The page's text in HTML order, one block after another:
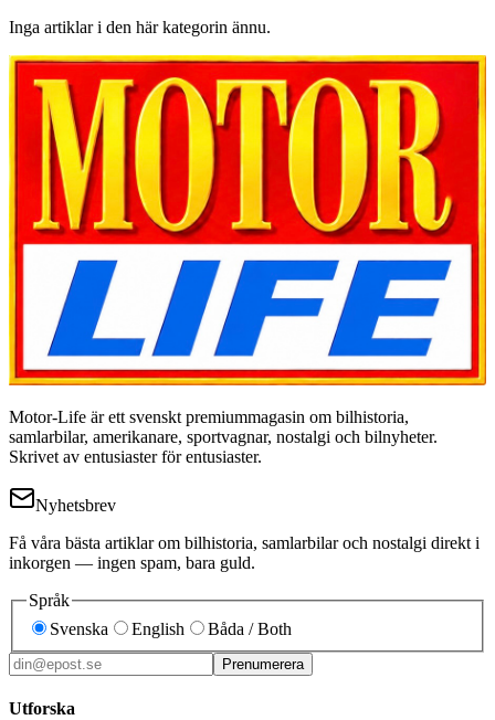
Inga artiklar i den här kategorin ännu.
Motor-Life är ett svenskt premiummagasin om bilhistoria,
samlarbilar, amerikanare, sportvagnar, nostalgi och bilnyheter.
Skrivet av entusiaster för entusiaster.
Nyhetsbrev
Få våra bästa artiklar om bilhistoria, samlarbilar och nostalgi direkt i
inkorgen — ingen spam, bara guld.
Språk
Svenska
English Båda / Both
Prenumerera
Utforska